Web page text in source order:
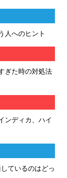
人へのヒント
ぎた時の対処法
ンディカ、ハイ
ているのはどっ